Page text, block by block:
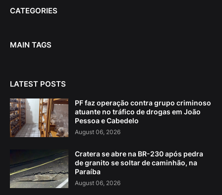
CATEGORIES
MAIN TAGS
LATEST POSTS
PF faz operação contra grupo criminoso
atuante no tráfico de drogas em João
Pessoa e Cabedelo
August 06, 2026
Cratera se abre na BR-230 após pedra
de granito se soltar de caminhão, na
Paraíba
August 06, 2026